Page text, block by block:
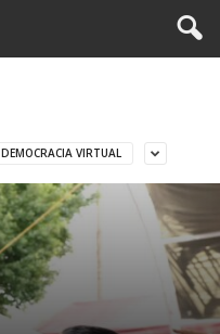
DEMOCRACIA VIRTUAL